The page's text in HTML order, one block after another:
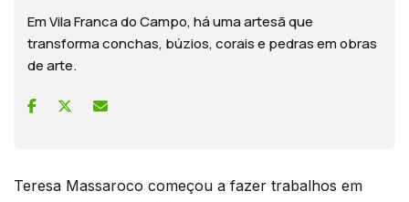
Em Vila Franca do Campo, há uma artesã que
transforma conchas, búzios, corais e pedras em obras
de arte.
Teresa Massaroco começou a fazer trabalhos em